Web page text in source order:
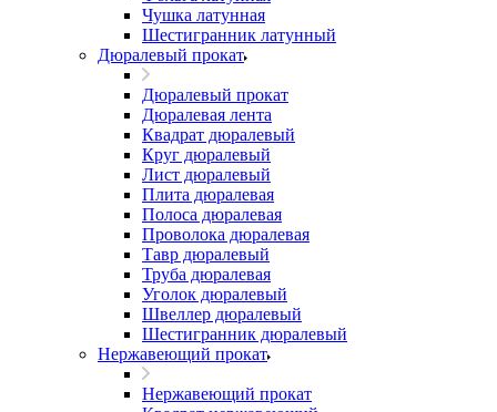
Чушка латунная
Шестигранник латунный
Дюралевый прокат
Дюралевый прокат
Дюралевая лента
Квадрат дюралевый
Круг дюралевый
Лист дюралевый
Плита дюралевая
Полоса дюралевая
Проволока дюралевая
Тавр дюралевый
Труба дюралевая
Уголок дюралевый
Швеллер дюралевый
Шестигранник дюралевый
Нержавеющий прокат
Нержавеющий прокат